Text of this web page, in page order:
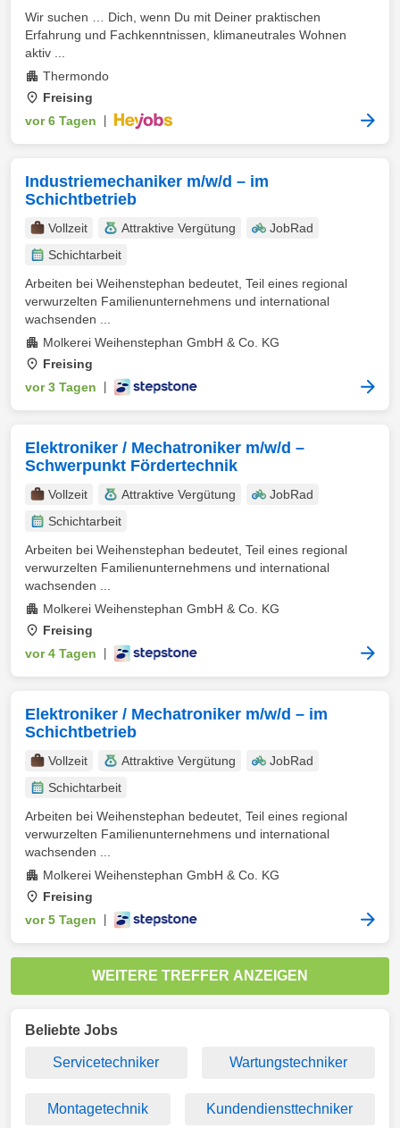
Wir suchen … Dich, wenn Du mit Deiner praktischen
Erfahrung und Fachkenntnissen, klimaneutrales Wohnen
aktiv ...
Thermondo
Freising
vor 6 Tagen
Industriemechaniker m/w/d – im
Schichtbetrieb
Vollzeit Attraktive Vergütung
JobRad
Schichtarbeit
Arbeiten bei Weihenstephan bedeutet, Teil eines regional
verwurzelten Familienunternehmens und international
wachsenden ...
Molkerei Weihenstephan GmbH & Co. KG
Freising
vor 3 Tagen
Elektroniker / Mechatroniker m/w/d –
Schwerpunkt Fördertechnik
Vollzeit Attraktive Vergütung
JobRad
Schichtarbeit
Arbeiten bei Weihenstephan bedeutet, Teil eines regional
verwurzelten Familienunternehmens und international
wachsenden ...
Molkerei Weihenstephan GmbH & Co. KG
Freising
vor 4 Tagen
Elektroniker / Mechatroniker m/w/d – im
Schichtbetrieb
Vollzeit Attraktive Vergütung
JobRad
Schichtarbeit
Arbeiten bei Weihenstephan bedeutet, Teil eines regional
verwurzelten Familienunternehmens und international
wachsenden ...
Molkerei Weihenstephan GmbH & Co. KG
Freising
vor 5 Tagen
WEITERE TREFFER ANZEIGEN
Beliebte Jobs
Servicetechniker Wartungstechniker
Montagetechnik Kundendiensttechniker